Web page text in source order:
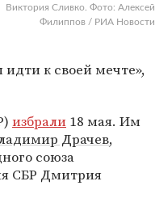
Виктория Сливко. Фото: Алексей
Филиппов / РИА Новости
к своей мечте»,
избрали 18 мая. Им
Драчев,
союза
СБР Дмитрия